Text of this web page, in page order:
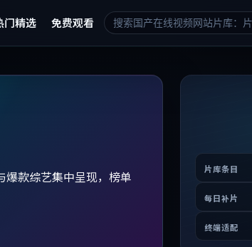
门精选 免费观看
爆款综艺集中呈现，榜单
片库条目
每日补片
终端适配